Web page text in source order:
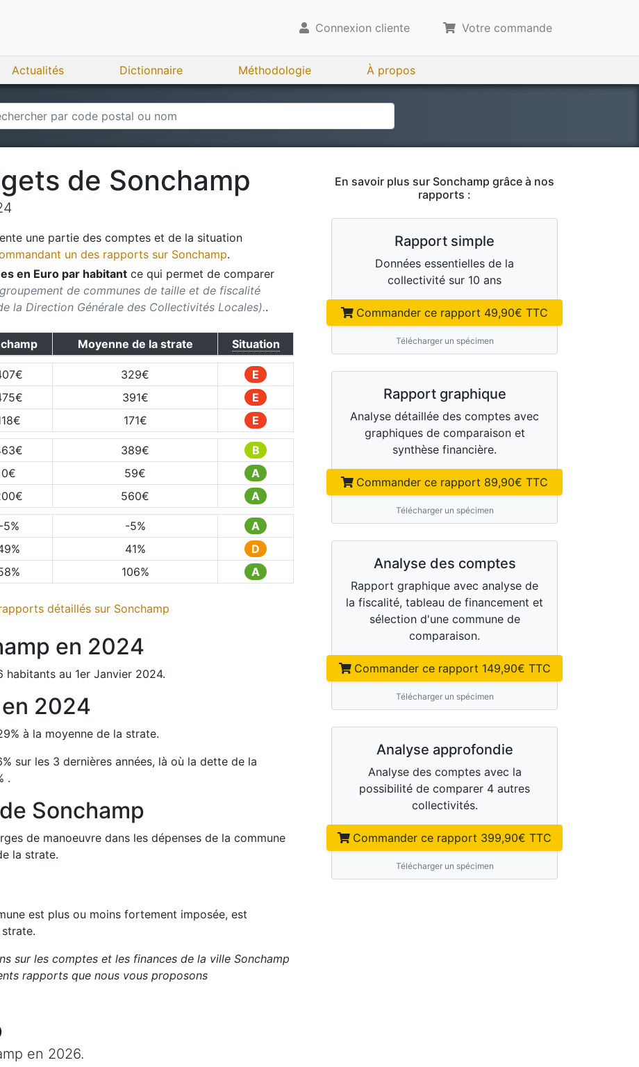
Connexion cliente Votre commande
Actualités Dictionnaire Méthodologie À propos
de Sonchamp
une partie des comptes et de la situation
un des rapports sur Sonchamp.
en Euro par habitant ce qui permet de comparer
de communes de taille et de fiscalité
la Direction Générale des Collectivités Locales)..
Moyenne de la strate Situation
€ 329€
E
€ 391€
E
€ 171€ E
€ 389€
B
0€ 59€
A
€ 560€ A
-5% -5%
A
% 41%
D
% 106% A
détaillés sur Sonchamp
en 2024
habitants au 1er Janvier 2024.
en 2024
% à la moyenne de la strate.
% sur les 3 dernières années, là où la dette de la
.
Sonchamp
de manoeuvre dans les dépenses de la commune
la strate.
est plus ou moins fortement imposée, est
sur les comptes et les finances de la ville Sonchamp
rapports que nous vous proposons
en 2026.
En savoir plus sur Sonchamp grâce à nos
rapports :
Rapport simple
Données essentielles de la
collectivité sur 10 ans
Commander ce rapport 49,90€ TTC
Télécharger un spécimen
Rapport graphique
Analyse détaillée des comptes avec
graphiques de comparaison et
synthèse financière.
Commander ce rapport 89,90€ TTC
Télécharger un spécimen
Analyse des comptes
Rapport graphique avec analyse de
la fiscalité, tableau de financement et
sélection d'une commune de
comparaison.
Commander ce rapport 149,90€ TTC
Télécharger un spécimen
Analyse approfondie
Analyse des comptes avec la
possibilité de comparer 4 autres
collectivités.
Commander ce rapport 399,90€ TTC
Télécharger un spécimen